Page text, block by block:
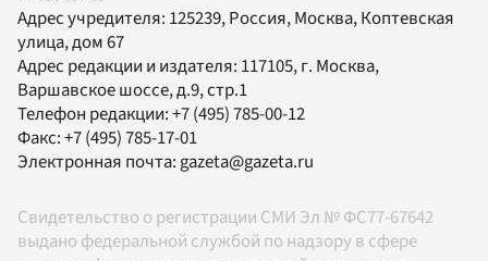
Адрес учредителя: 125239, Россия, Москва, Коптевская
улица, дом 67
Адрес редакции и издателя: 117105, г. Москва,
Варшавское шоссе, д.9, стр.1
Телефон редакции:+7 (495) 785-00-12
Факс:+7 (495) 785-17-01
Электронная почта:gazeta@gazeta.ru
Свидетельство о регистрации СМИ Эл № ФС77-67642
выдано федеральной службой по надзору в сфере